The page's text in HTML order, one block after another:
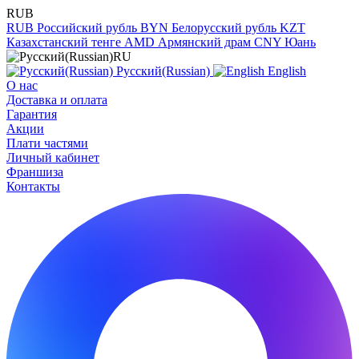
RUB
RUB Российский рубль BYN Белорусский рубль KZT
Казахстанский тенге AMD Армянский драм CNY Юань
RU
Русский(Russian)
English
О нас
Доставка и оплата
Гарантия
Акции
Плати частями
Личный кабинет
Франшиза
Контакты